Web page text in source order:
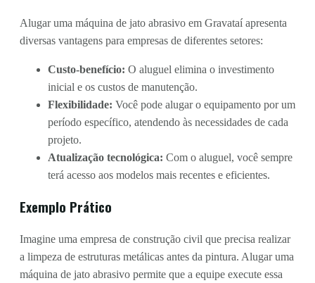
Alugar uma máquina de jato abrasivo em Gravataí apresenta
diversas vantagens para empresas de diferentes setores:
Custo-benefício: O aluguel elimina o investimento
inicial e os custos de manutenção.
Flexibilidade: Você pode alugar o equipamento por um
período específico, atendendo às necessidades de cada
projeto.
Atualização tecnológica: Com o aluguel, você sempre
terá acesso aos modelos mais recentes e eficientes.
Exemplo Prático
Imagine uma empresa de construção civil que precisa realizar
a limpeza de estruturas metálicas antes da pintura. Alugar uma
máquina de jato abrasivo permite que a equipe execute essa